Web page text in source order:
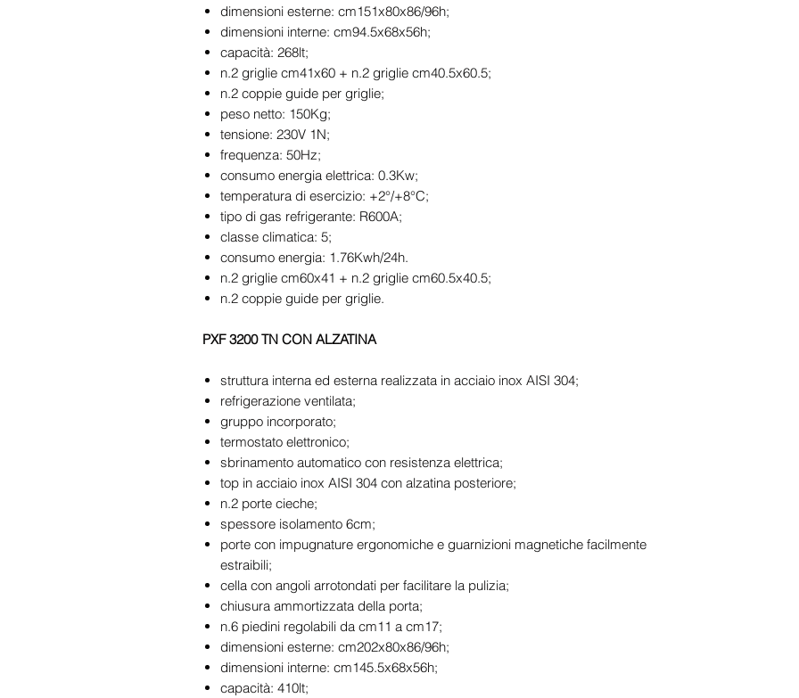
dimensioni esterne: cm151x80x86/96h;
dimensioni interne: cm94.5x68x56h;
capacità: 268lt;
n.2 griglie cm41x60 + n.2 griglie cm40.5x60.5;
n.2 coppie guide per griglie;
peso netto: 150Kg;
tensione: 230V 1N;
frequenza: 50Hz;
consumo energia elettrica: 0.3Kw;
temperatura di esercizio: +2°/+8°C;
tipo di gas refrigerante: R600A;
classe climatica: 5;
consumo energia: 1.76Kwh/24h.
n.2 griglie cm60x41 + n.2 griglie cm60.5x40.5;
n.2 coppie guide per griglie.
PXF 3200 TN CON ALZATINA
struttura interna ed esterna realizzata in acciaio inox AISI 304;
refrigerazione ventilata;
gruppo incorporato;
termostato elettronico;
sbrinamento automatico con resistenza elettrica;
top in acciaio inox AISI 304 con alzatina posteriore;
n.2 porte cieche;
spessore isolamento 6cm;
porte con impugnature ergonomiche e guarnizioni magnetiche facilmente
estraibili;
cella con angoli arrotondati per facilitare la pulizia;
chiusura ammortizzata della porta;
n.6 piedini regolabili da cm11 a cm17;
dimensioni esterne: cm202x80x86/96h;
dimensioni interne: cm145.5x68x56h;
capacità: 410lt;